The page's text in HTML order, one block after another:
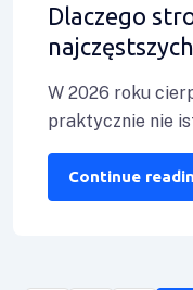
Dlaczego
W 2026 roku
praktycznie nie
internetowa
Continue